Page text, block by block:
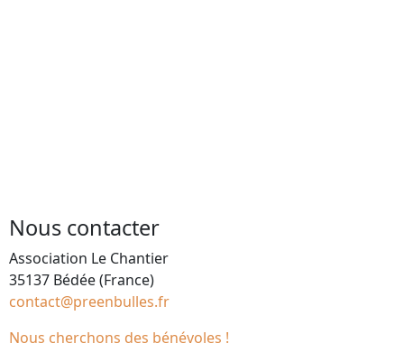
Nous contacter
Association Le Chantier
35137 Bédée (France)
contact@preenbulles.fr
Nous cherchons des bénévoles !